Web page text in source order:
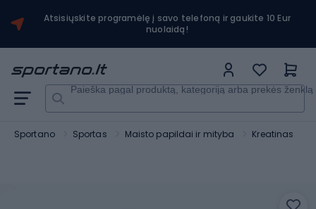
Atsisiųskite programėlę į savo telefoną ir gaukite 10 Eur
nuolaidą!
Paieška pagal produktą, kategoriją arba prekės ženklą
Sportano Sportas Maisto papildai ir mityba Kreatinas